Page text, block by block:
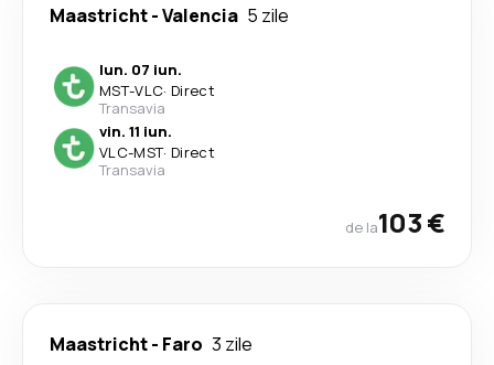
Maastricht-Valencia 5 zile
lun. 07 iun.
MST-VLC· Direct
Transavia
vin. 11 iun.
VLC-MST· Direct
Transavia
de la103 €
Maastricht- Faro 3 zile